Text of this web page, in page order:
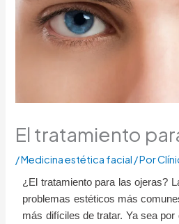
El tratamiento
/Medicina estética facial / Por
¿El tratamiento para las ojeras?
problemas estéticos más
más difíciles de tratar. Ya sea